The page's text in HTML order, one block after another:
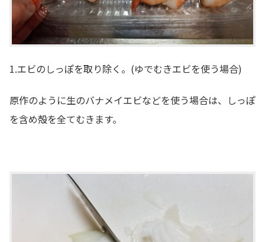
1.エビのしっぽを取り除く。(ゆでむきエビを使う場合)
原作のように生のバナメイエビなどを使う場合は、しっぽ
を含め殻を全てむきます。